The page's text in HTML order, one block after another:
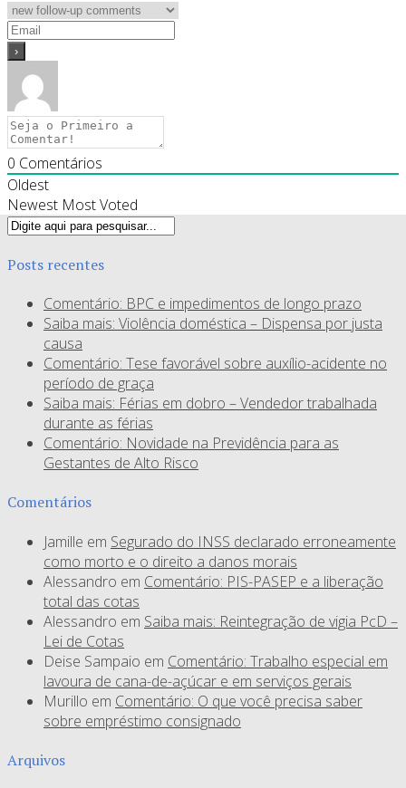
0 Comentários
Oldest
Newest Most Voted
Posts recentes
Comentário: BPC e impedimentos de longo prazo
Saiba mais: Violência doméstica – Dispensa por justa
causa
Comentário: Tese favorável sobre auxílio-acidente no
período de graça
Saiba mais: Férias em dobro – Vendedor trabalhada
durante as férias
Comentário: Novidade na Previdência para as
Gestantes de Alto Risco
Comentários
Jamille em Segurado do INSS declarado erroneamente
como morto e o direito a danos morais
Alessandro em Comentário: PIS-PASEP e a liberação
total das cotas
Alessandro em Saiba mais: Reintegração de vigia PcD –
Lei de Cotas
Deise Sampaio em Comentário: Trabalho especial em
lavoura de cana-de-açúcar e em serviços gerais
Murillo em Comentário: O que você precisa saber
sobre empréstimo consignado
Arquivos